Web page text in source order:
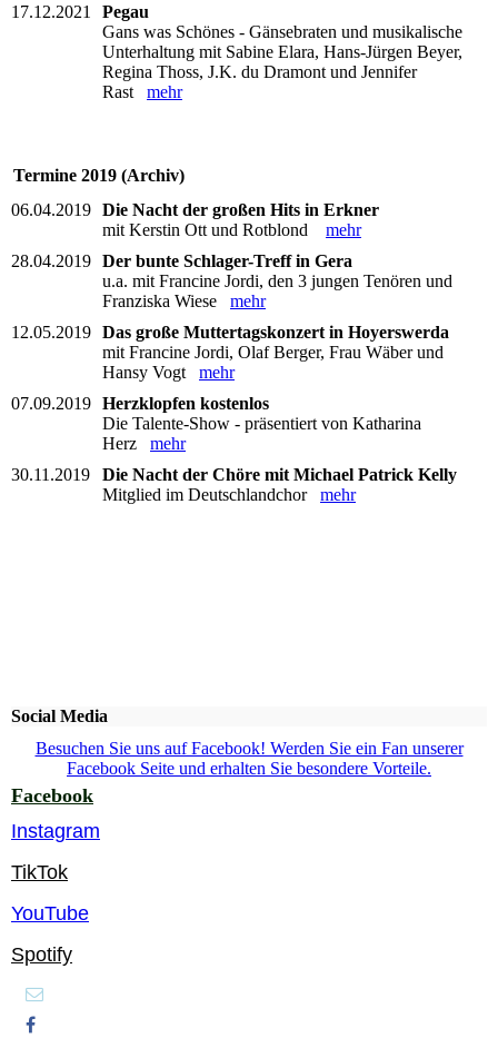
17.12.2021
Pegau
Gans was Schönes - Gänsebraten und musikalische
Unterhaltung mit Sabine Elara, Hans-Jürgen Beyer,
Regina Thoss, J.K. du Dramont und Jennifer
Rast mehr
Termine 2019 (Archiv)
06.04.2019 Die Nacht der großen Hits in Erkner
mit Kerstin Ott und Rotblond mehr
28.04.2019 Der bunte Schlager-Treff in Gera
u.a. mit Francine Jordi, den 3 jungen Tenören und
Franziska Wiese mehr
12.05.2019 Das große Muttertagskonzert in Hoyerswerda
mit Francine Jordi, Olaf Berger, Frau Wäber und
Hansy Vogt mehr
07.09.2019 Herzklopfen kostenlos
Die Talente-Show - präsentiert von Katharina
Herz mehr
30.11.2019
Die Nacht der Chöre mit Michael Patrick Kelly
Mitglied im Deutschlandchor mehr
Social Media
Besuchen Sie uns auf Facebook! Werden Sie ein Fan unserer
Facebook Seite und erhalten Sie besondere Vorteile.
Facebook
Instagram
TikTok
YouTube
Spotify